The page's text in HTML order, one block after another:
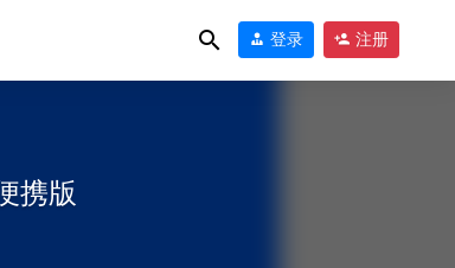
登录 注册
携版